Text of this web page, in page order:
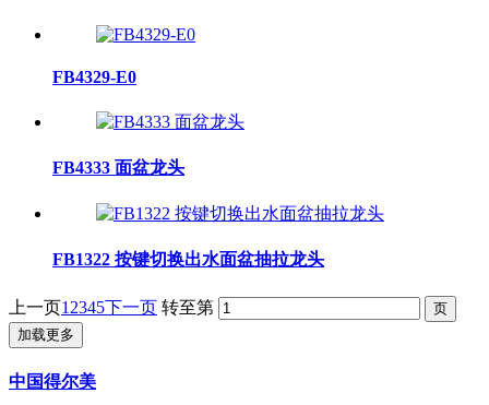
FB4329-E0
FB4333 面盆龙头
FB1322 按键切换出水面盆抽拉龙头
上一页1 2345下一页 转至第
加载更多
中国得尔美